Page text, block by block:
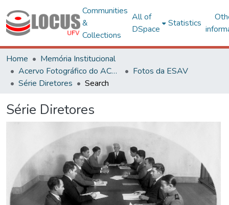
Communities
&
Collections
All of
DSpace
Statistics
Home
Memória Institucional
Acervo Fotográfico do ACH-UFV
Fotos da ESAV
Série Diretores
Search
Série Diretores